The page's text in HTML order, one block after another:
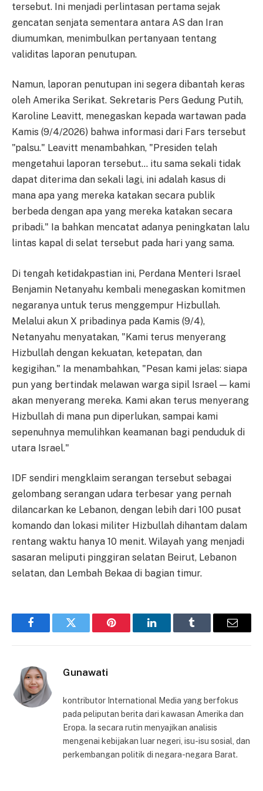
tersebut. Ini menjadi perlintasan pertama sejak
gencatan senjata sementara antara AS dan Iran
diumumkan, menimbulkan pertanyaan tentang
validitas laporan penutupan.
Namun, laporan penutupan ini segera dibantah keras
oleh Amerika Serikat. Sekretaris Pers Gedung Putih,
Karoline Leavitt, menegaskan kepada wartawan pada
Kamis (9/4/2026) bahwa informasi dari Fars tersebut
"palsu." Leavitt menambahkan, "Presiden telah
mengetahui laporan tersebut… itu sama sekali tidak
dapat diterima dan sekali lagi, ini adalah kasus di
mana apa yang mereka katakan secara publik
berbeda dengan apa yang mereka katakan secara
pribadi." Ia bahkan mencatat adanya peningkatan lalu
lintas kapal di selat tersebut pada hari yang sama.
Di tengah ketidakpastian ini, Perdana Menteri Israel
Benjamin Netanyahu kembali menegaskan komitmen
negaranya untuk terus menggempur Hizbullah.
Melalui akun X pribadinya pada Kamis (9/4),
Netanyahu menyatakan, "Kami terus menyerang
Hizbullah dengan kekuatan, ketepatan, dan
kegigihan." Ia menambahkan, "Pesan kami jelas: siapa
pun yang bertindak melawan warga sipil Israel — kami
akan menyerang mereka. Kami akan terus menyerang
Hizbullah di mana pun diperlukan, sampai kami
sepenuhnya memulihkan keamanan bagi penduduk di
utara Israel."
IDF sendiri mengklaim serangan tersebut sebagai
gelombang serangan udara terbesar yang pernah
dilancarkan ke Lebanon, dengan lebih dari 100 pusat
komando dan lokasi militer Hizbullah dihantam dalam
rentang waktu hanya 10 menit. Wilayah yang menjadi
sasaran meliputi pinggiran selatan Beirut, Lebanon
selatan, dan Lembah Bekaa di bagian timur.
FacebookTwitter Pinterest LinkedInTumblr Email
Gunawati
kontributor International Media yang berfokus
pada peliputan berita dari kawasan Amerika dan
Eropa. Ia secara rutin menyajikan analisis
mengenai kebijakan luar negeri, isu-isu sosial, dan
perkembangan politik di negara-negara Barat.